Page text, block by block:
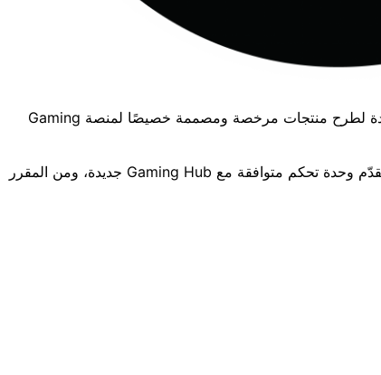
تتعاون شركات ملحقات ألعاب الفيديو الرائدة لطرح منتجات مرخصة ومصممة خصيصًا لمنصة Gaming
مُزوِّد ملحقات الألعاب “PDP”؛ أول شركة تقدّم وحدة تحكم متوافقة مع Gaming Hub جديدة، ومن المقرر